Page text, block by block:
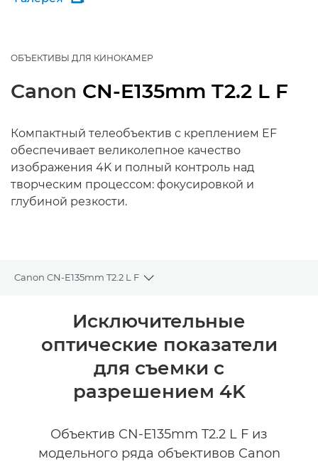
ОБЪЕКТИВЫ ДЛЯ КИНОКАМЕР
Canon CN-E135mm T2.2 L F
Компактный телеобъектив с креплением EF
обеспечивает великолепное качество
изображения 4K и полный контроль над
творческим процессом: фокусировкой и
глубиной резкости.
Canon CN-E135mm T2.2 L F
Toggle breadcrumbs
Общая информацияИсключительные
оптические показатели
для съемки с
разрешением 4K
Объектив CN-E135mm T2.2 L F из
модельного ряда объективов Canon